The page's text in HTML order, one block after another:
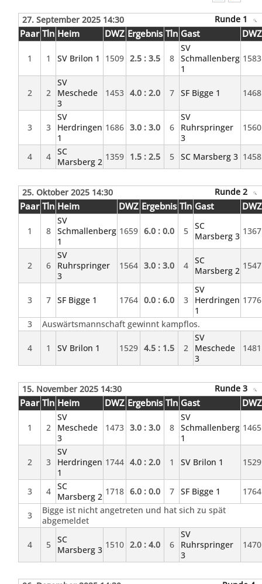
27. September 2025 14:30 Runde 1
Paar Tln Heim DWZ Ergebnis Tln Gast DWZ
1 1 SV Brilon 1 1509 2.5 : 3.5 8
SV
Schmallenberg
1
1583
2 2
SV
Meschede
3
1453 4.0 : 2.0 7 SF Bigge 1 1468
3 3
SV
Herdringen
1
1686 3.0 : 3.0 6
SV
Ruhrspringer
3
1560
4 4 SC
Marsberg 2 1359 1.5 : 2.5 5 SC Marsberg 3 1458
25. Oktober 2025 14:30 Runde 2
Paar Tln Heim DWZ Ergebnis Tln Gast DWZ
1 8
SV
Schmallenberg
1
1659 6.0 : 0.0 5 SC
Marsberg 3 1367
2 6
SV
Ruhrspringer
3
1564 3.0 : 3.0 4 SC
Marsberg 2 1547
3 7 SF Bigge 1 1764 0.0 : 6.0 3
SV
Herdringen
1
1776
3 Auswärtsmannschaft gewinnt kampflos.
4 1 SV Brilon 1 1529 4.5 : 1.5 2
SV
Meschede
3
1481
15. November 2025 14:30 Runde 3
Paar Tln Heim DWZ Ergebnis Tln Gast DWZ
1 2
SV
Meschede
3
1473 3.0 : 3.0 8
SV
Schmallenberg
1
1465
2 3
SV
Herdringen
1
1744 4.0 : 2.0 1 SV Brilon 1 1529
3 4 SC
Marsberg 2 1718 6.0 : 0.0 7 SF Bigge 1 1764
3
Bigge ist nicht angetreten und hat sich zu spät
abgemeldet
4 5 SC
Marsberg 3 1510 2.0 : 4.0 6
SV
Ruhrspringer
3
1470